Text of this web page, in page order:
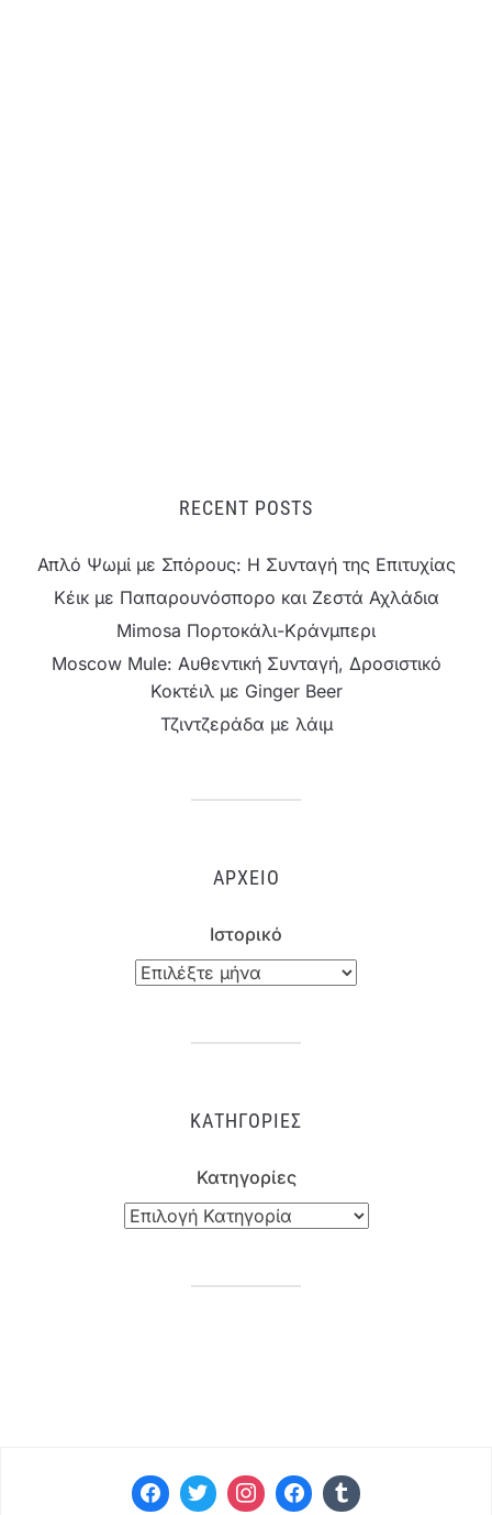
RECENT POSTS
Απλό Ψωμί με Σπόρους: Η Συνταγή της Επιτυχίας
Κέικ με Παπαρουνόσπορο και Ζεστά Αχλάδια
Mimosa Πορτοκάλι-Κράνμπερι
Moscow Mule: Αυθεντική Συνταγή, Δροσιστικό
Κοκτέιλ με Ginger Beer
Τζιντζεράδα με λάιμ
ΑΡΧΕΊΟ
Ιστορικό
ΚΑΤΗΓΟΡΊΕΣ
Κατηγορίες